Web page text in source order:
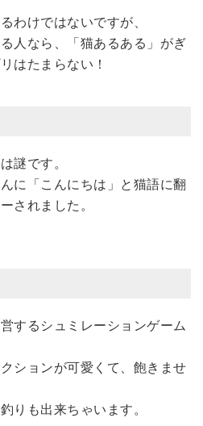
わけではないですが、
人なら、「猫あるある」がぎ
はたまらない！
謎です。
に「こんにちは」と猫語に翻
されました。
するシュミレーションゲーム
ションが可愛くて、飽きませ
りも出来ちゃいます。